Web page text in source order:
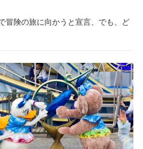
冒険の旅に向かうと宣言、でも、ど